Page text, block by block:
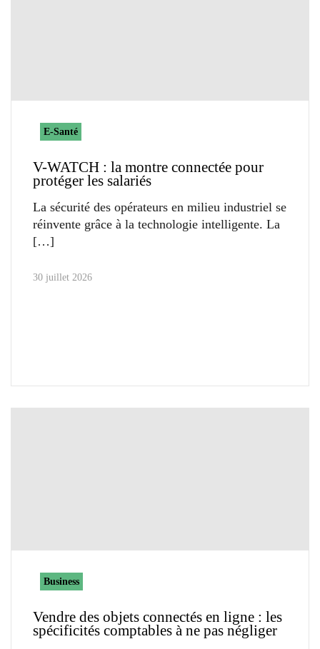
E-Santé
V-WATCH : la montre connectée pour
protéger les salariés
La sécurité des opérateurs en milieu industriel se
réinvente grâce à la technologie intelligente. La
30 juillet 2026
Business
Vendre des objets connectés en ligne : les
spécificités comptables à ne pas négliger